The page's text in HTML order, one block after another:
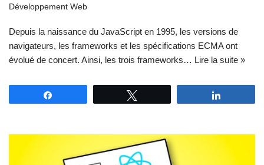
Développement Web
Depuis la naissance du JavaScript en 1995, les versions de
navigateurs, les frameworks et les spécifications ECMA ont
évolué de concert. Ainsi, les trois frameworks… Lire la suite »